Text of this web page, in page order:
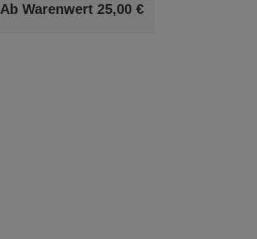
Ab Warenwert 25,00 €